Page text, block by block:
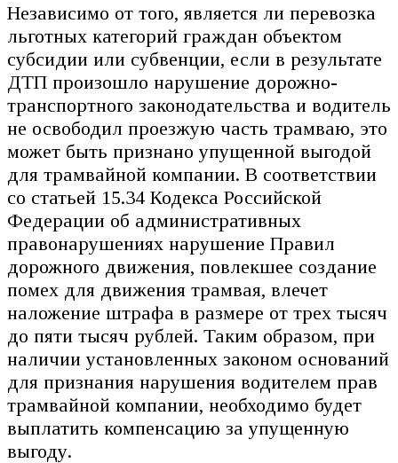
Независимо от того, является ли перевозка
льготных категорий граждан объектом
субсидии или субвенции, если в результате
ДТП произошло нарушение дорожно-
транспортного законодательства и водитель
не освободил проезжую часть трамваю, это
может быть признано упущенной выгодой
для трамвайной компании. В соответствии
со статьей 15.34 Кодекса Российской
Федерации об административных
правонарушениях нарушение Правил
дорожного движения, повлекшее создание
помех для движения трамвая, влечет
наложение штрафа в размере от трех тысяч
до пяти тысяч рублей. Таким образом, при
наличии установленных законом оснований
для признания нарушения водителем прав
трамвайной компании, необходимо будет
выплатить компенсацию за упущенную
выгоду.